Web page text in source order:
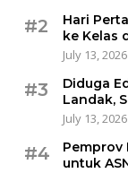
#2
Hari
ke Kelas
July 13, 2026
#3
Diduga
Landak,
July 13, 2026
#4
Pemprov
untuk